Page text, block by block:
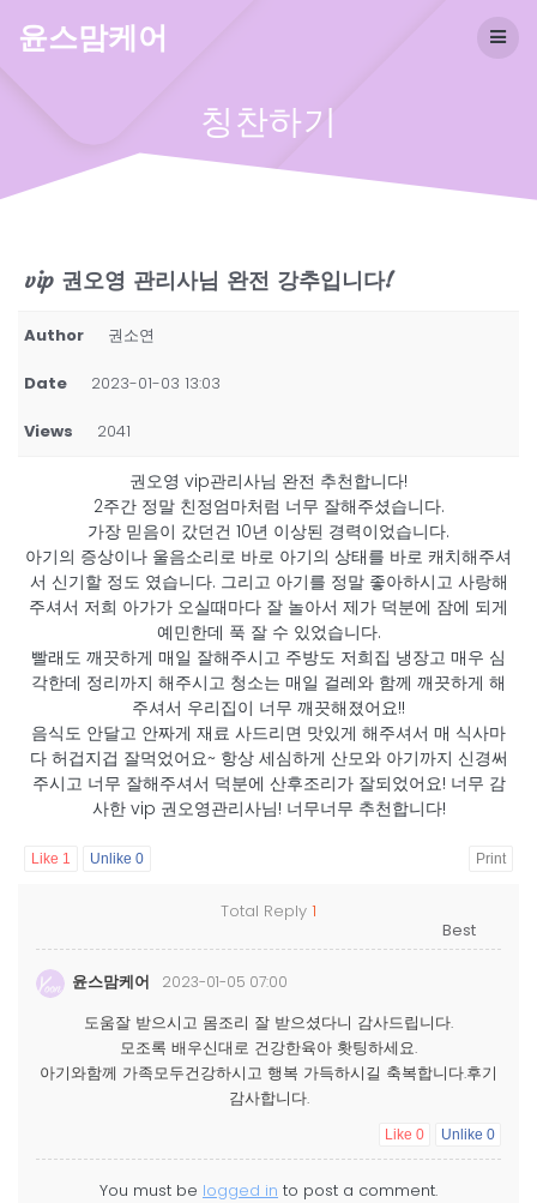
윤스맘케어
칭찬하기
vip 권오영 관리사님 완전 강추입니다!
Author 권소연
Date 2023-01-03 13:03
Views 2041
권오영 vip관리사님 완전 추천합니다!
2주간 정말 친정엄마처럼 너무 잘해주셨습니다.
가장 믿음이 갔던건 10년 이상된 경력이었습니다.
아기의 증상이나 울음소리로 바로 아기의 상태를 바로 캐치해주셔
서 신기할 정도 였습니다. 그리고 아기를 정말 좋아하시고 사랑해
주셔서 저희 아가가 오실때마다 잘 놀아서 제가 덕분에 잠에 되게
예민한데 푹 잘 수 있었습니다.
빨래도 깨끗하게 매일 잘해주시고 주방도 저희집 냉장고 매우 심
각한데 정리까지 해주시고 청소는 매일 걸레와 함께 깨끗하게 해
주셔서 우리집이 너무 깨끗해졌어요!!
음식도 안달고 안짜게 재료 사드리면 맛있게 해주셔서 매 식사마
다 허겁지겁 잘먹었어요~ 항상 세심하게 산모와 아기까지 신경써
주시고 너무 잘해주셔서 덕분에 산후조리가 잘되었어요! 너무 감
사한 vip 권오영관리사님! 너무너무 추천합니다!
Like 1 Unlike 0 Print
Total Reply 1
윤스맘케어 2023-01-05 07:00
도움잘 받으시고 몸조리 잘 받으셨다니 감사드립니다.
모조록 배우신대로 건강한육아 홧팅하세요.
아기와함께 가족모두건강하시고 행복 가득하시길 축복합니다.후기
감사합니다.
Like 0 Unlike 0
You must be logged in to post a comment.